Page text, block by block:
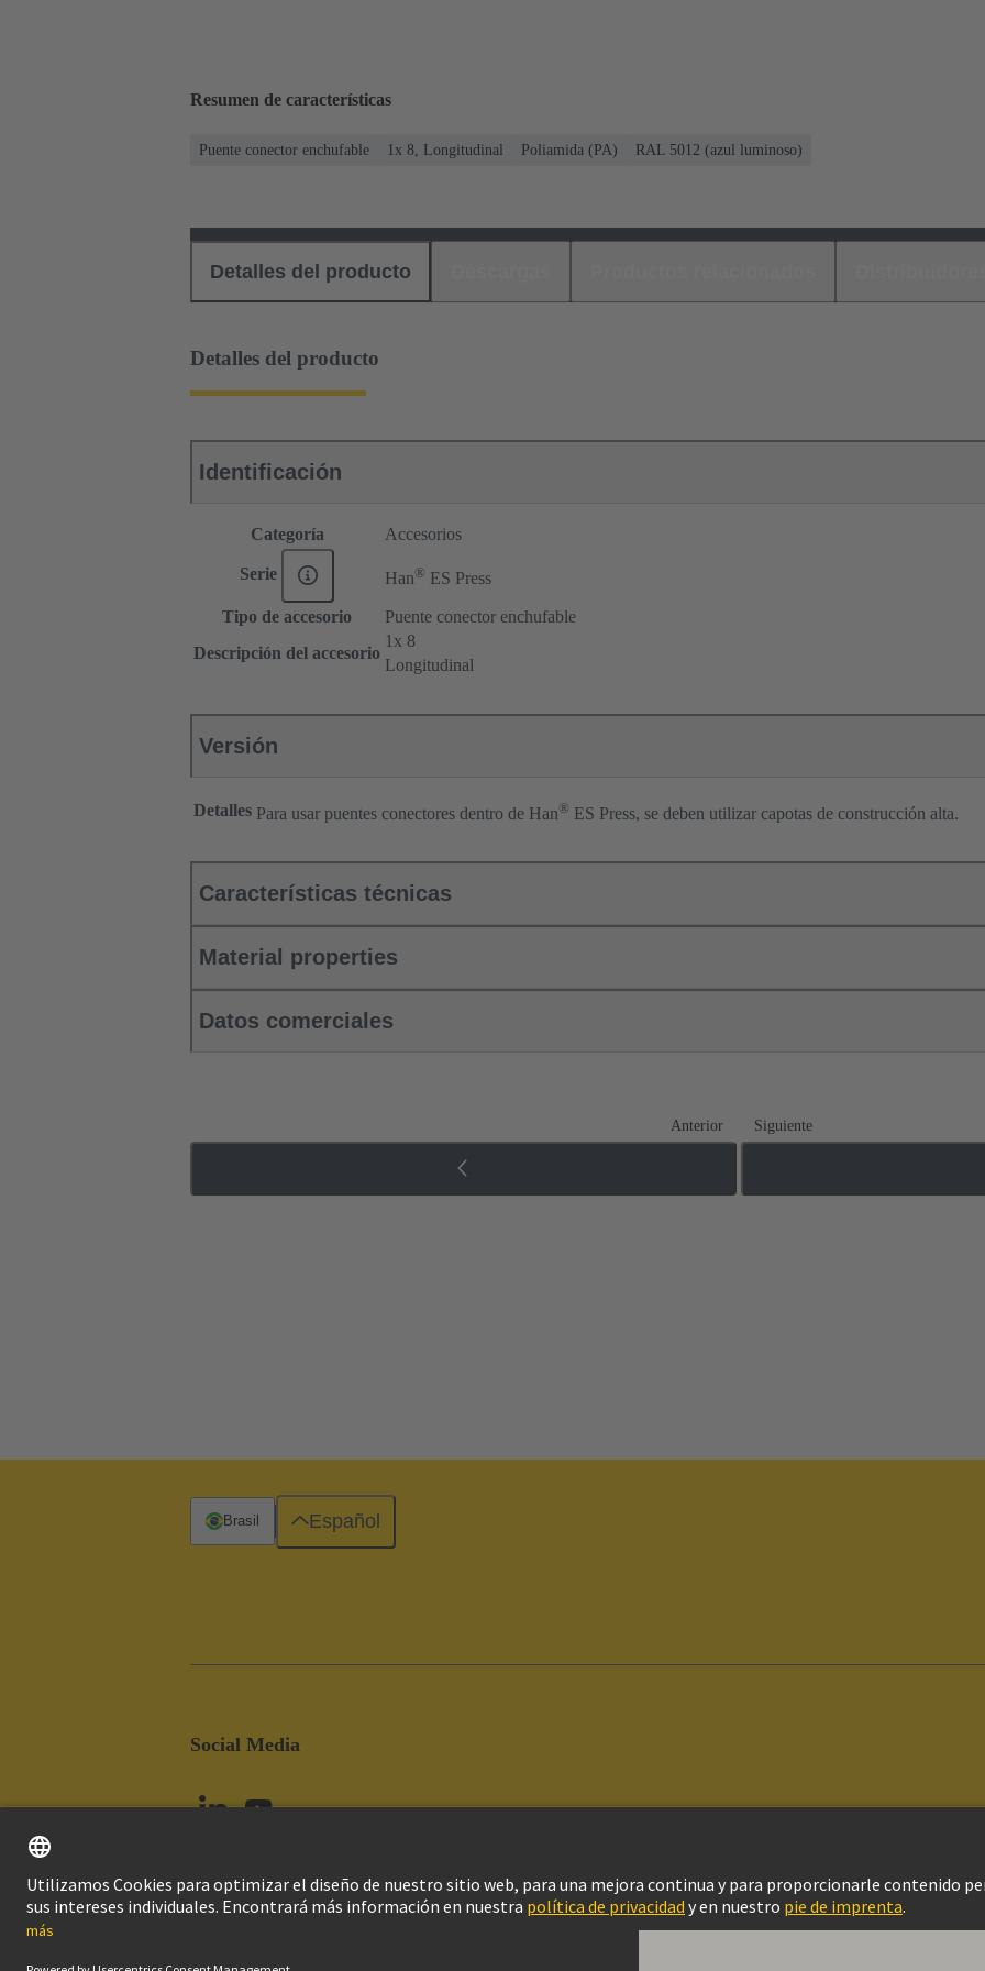
Resumen de características
Puente conector enchufable 1x 8, Longitudinal Poliamida (PA) RAL 5012 (azul luminoso)
Detalles del producto
Detalles del producto
Identificación
Categoría Accesorios
Serie Han® ES Press
Tipo de accesorio
Puente conector enchufable
Descripción del accesorio
1x 8
Longitudinal
Versión
Detalles Para usar puentes conectores dentro de Han® ES Press, se deben utilizar capotas de construcción alta.
Características técnicas
Material properties
Datos comerciales
Anterior Siguiente
Social Media
Brasil Español